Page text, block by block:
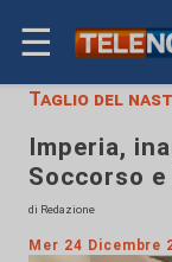
☰
Taglio del
Imperia,
Soccorso
di Redazione
Mer 24 Dicembre